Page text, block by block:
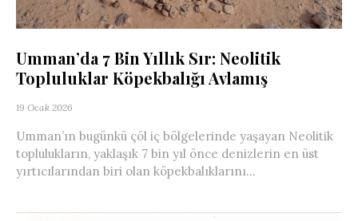
Umman’da 7 Bin Yıllık Sır: Neolitik
Topluluklar Köpekbalığı Avlamış
19 Ocak 2026
Umman’ın bugünkü çöl iç bölgelerinde yaşayan Neolitik
toplulukların, yaklaşık 7 bin yıl önce denizlerin en üst
yırtıcılarından biri olan köpekbalıklarını...